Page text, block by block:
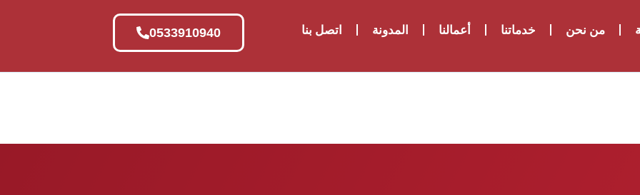
من نحن خدماتنا أعمالنا المدونة اتصل بنا 0533910940